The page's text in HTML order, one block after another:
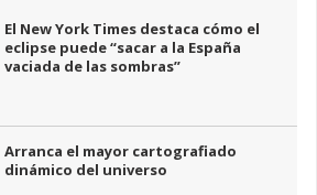
El New York Times destaca cómo el
eclipse puede “sacar a la España
vaciada de las sombras”
Arranca el mayor cartografiado
dinámico del universo